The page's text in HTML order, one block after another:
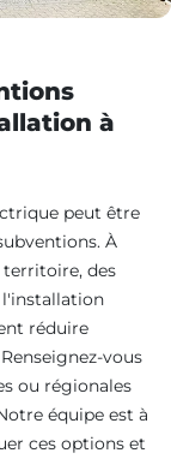
à
peut être
À
territoire, des
réduire
vous
ou régionales
équipe est à
ces options et